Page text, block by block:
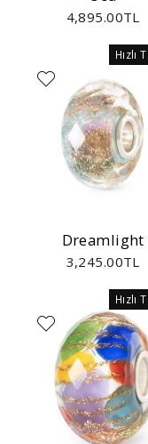
4,895.00TL
Hızlı
Dreamlight
3,245.00TL
Hızlı